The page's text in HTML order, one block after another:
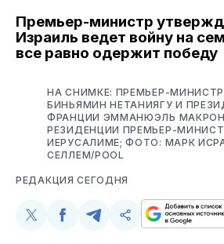
Премьер-министр
Израиль ведет войну на
все равно одержит победу
НА СНИМКЕ: ПРЕМЬЕР-
БИНЬЯМИН НЕТАНИЯГУ И
ФРАНЦИИ ЭММАНЮЭЛЬ МАКРОН
РЕЗИДЕНЦИИ ПРЕМЬЕР-
ИЕРУСАЛИМЕ; ФОТО: МАРК
СЕЛЛЕМ/POOL
РЕДАКЦИЯ СЕГОДНЯ
Поделиться
Поделиться
Поделиться
Скопируйте